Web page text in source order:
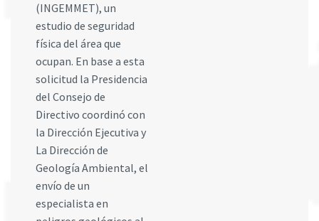
(INGEMMET), un
estudio de seguridad
física del área que
ocupan. En base a esta
solicitud la Presidencia
del Consejo de
Directivo coordinó con
la Dirección Ejecutiva y
La Dirección de
Geología Ambiental, el
envío de un
especialista en